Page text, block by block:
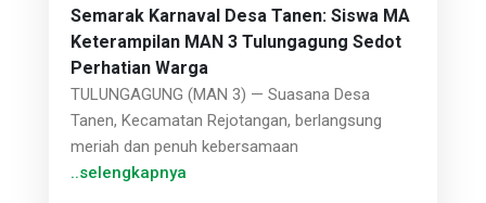
Semarak Karnaval Desa Tanen: Siswa MA
Keterampilan MAN 3 Tulungagung Sedot
Perhatian Warga
TULUNGAGUNG (MAN 3) — Suasana Desa
Tanen, Kecamatan Rejotangan, berlangsung
meriah dan penuh kebersamaan
..selengkapnya